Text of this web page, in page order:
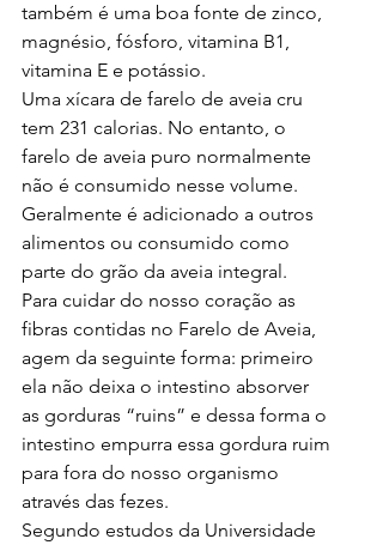
também é uma boa fonte de zinco,
magnésio, fósforo, vitamina B1,
vitamina E e potássio.
Uma xícara de farelo de aveia cru
tem 231 calorias. No entanto, o
farelo de aveia puro normalmente
não é consumido nesse volume.
Geralmente é adicionado a outros
alimentos ou consumido como
parte do grão da aveia integral.
Para cuidar do nosso coração as
fibras contidas no Farelo de Aveia,
agem da seguinte forma: primeiro
ela não deixa o intestino absorver
as gorduras “ruins” e dessa forma o
intestino empurra essa gordura ruim
para fora do nosso organismo
através das fezes.
Segundo estudos da Universidade